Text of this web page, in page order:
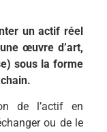
un actif réel
œuvre d’art,
sous la forme
de l’actif en
ou de le